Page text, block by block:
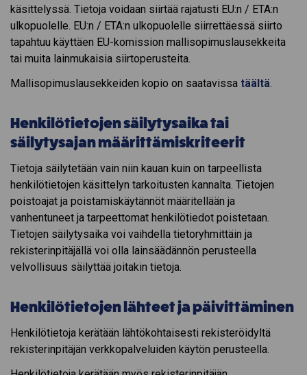
käsittelyssä. Tietoja voidaan siirtää rajatusti EU:n / ETA:n
ulkopuolelle. EU:n / ETA:n ulkopuolelle siirrettäessä siirto
tapahtuu käyttäen EU-komission mallisopimuslausekkeita
tai muita lainmukaisia siirtoperusteita.
Mallisopimuslausekkeiden kopio on saatavissa täältä.
Henkilötietojen säilytysaika tai
säilytysajan määrittämiskriteerit
Tietoja säilytetään vain niin kauan kuin on tarpeellista
henkilötietojen käsittelyn tarkoitusten kannalta. Tietojen
poistoajat ja poistamiskäytännöt määritellään ja
vanhentuneet ja tarpeettomat henkilötiedot poistetaan.
Tietojen säilytysaika voi vaihdella tietoryhmittäin ja
rekisterinpitäjällä voi olla lainsäädännön perusteella
velvollisuus säilyttää joitakin tietoja.
Henkilötietojen lähteet ja päivittäminen
Henkilötietoja kerätään lähtökohtaisesti rekisteröidyltä
rekisterinpitäjän verkkopalveluiden käytön perusteella.